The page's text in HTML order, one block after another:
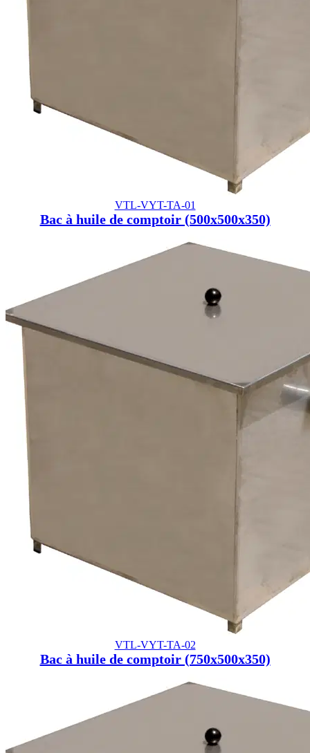
VTL-VYT-TA-01
Bac à huile de comptoir (500x500x350)
VTL-VYT-TA-02
Bac à huile de comptoir (750x500x350)